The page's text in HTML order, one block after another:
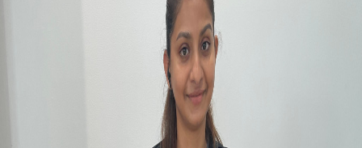
© 株式会社シエロ All Rights Reserved.